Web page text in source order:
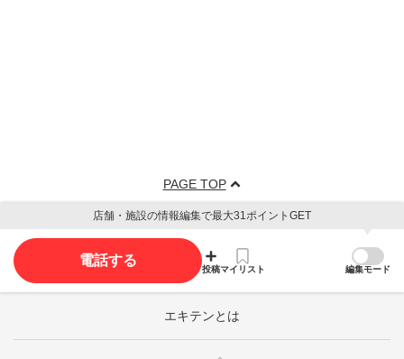
PAGE TOP
店舗・施設の情報編集で最大31ポイントGET
電話する
投稿マイリスト 編集モード
エキテンとは